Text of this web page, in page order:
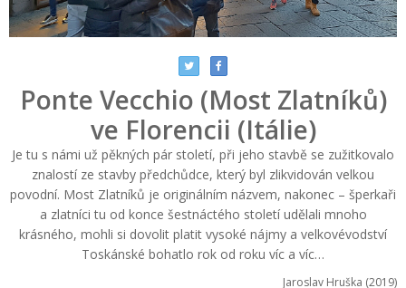
Ponte Vecchio (Most Zlatníků)
ve Florencii (Itálie)
Je tu s námi už pěkných pár století, při jeho stavbě se zužitkovalo
znalostí ze stavby předchůdce, který byl zlikvidován velkou
povodní. Most Zlatníků je originálním názvem, nakonec – šperkaři
a zlatníci tu od konce šestnáctého století udělali mnoho
krásného, mohli si dovolit platit vysoké nájmy a velkovévodství
Toskánské bohatlo rok od roku víc a víc…
Jaroslav Hruška (2019)